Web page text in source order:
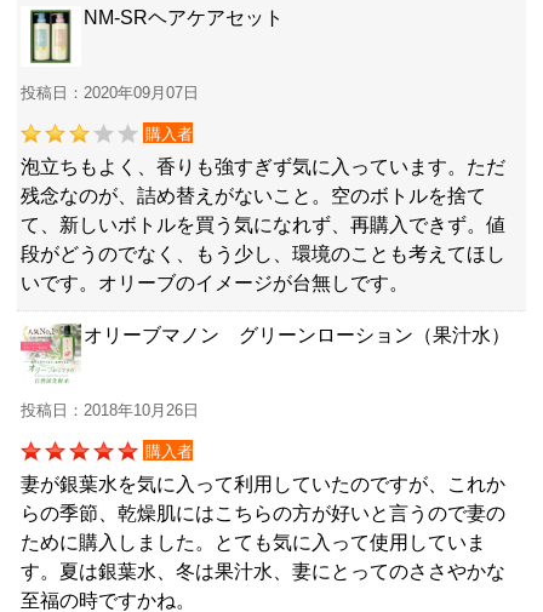
NM-SRヘアケアセット
投稿日：2020年09月07日
購入者
泡立ちもよく、香りも強すぎず気に入っています。ただ
残念なのが、詰め替えがないこと。空のボトルを捨て
て、新しいボトルを買う気になれず、再購入できず。値
段がどうのでなく、もう少し、環境のことも考えてほし
いです。オリーブのイメージが台無しです。
オリーブマノン グリーンローション（果汁水）
投稿日：2018年10月26日
購入者
妻が銀葉水を気に入って利用していたのですが、これか
らの季節、乾燥肌にはこちらの方が好いと言うので妻の
ために購入しました。とても気に入って使用していま
す。夏は銀葉水、冬は果汁水、妻にとってのささやかな
至福の時ですかね。